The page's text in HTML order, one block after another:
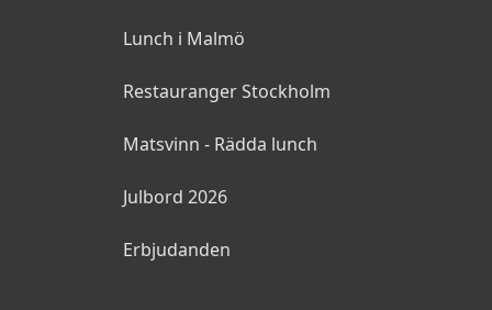
Lunch i Malmö
Restauranger Stockholm
Matsvinn - Rädda lunch
Julbord 2026
Erbjudanden